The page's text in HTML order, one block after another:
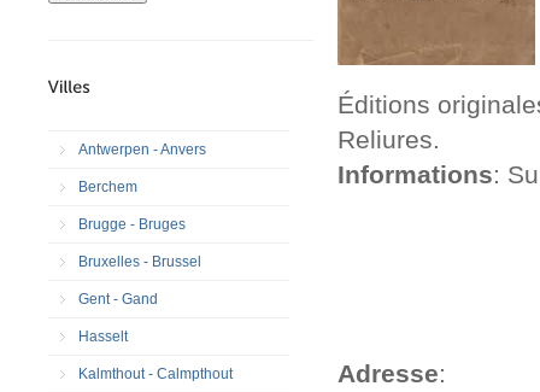
Antwerpen - Anvers
Berchem
Brugge - Bruges
Bruxelles - Brussel
Gent - Gand
Hasselt
Kalmthout - Calmpthout
Éditions
Reliures.
Informations:
Adresse: